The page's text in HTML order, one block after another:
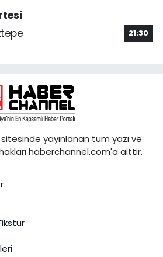
21:30
yayınlanan tüm yazı ve
haberchannel.com'a aittir.